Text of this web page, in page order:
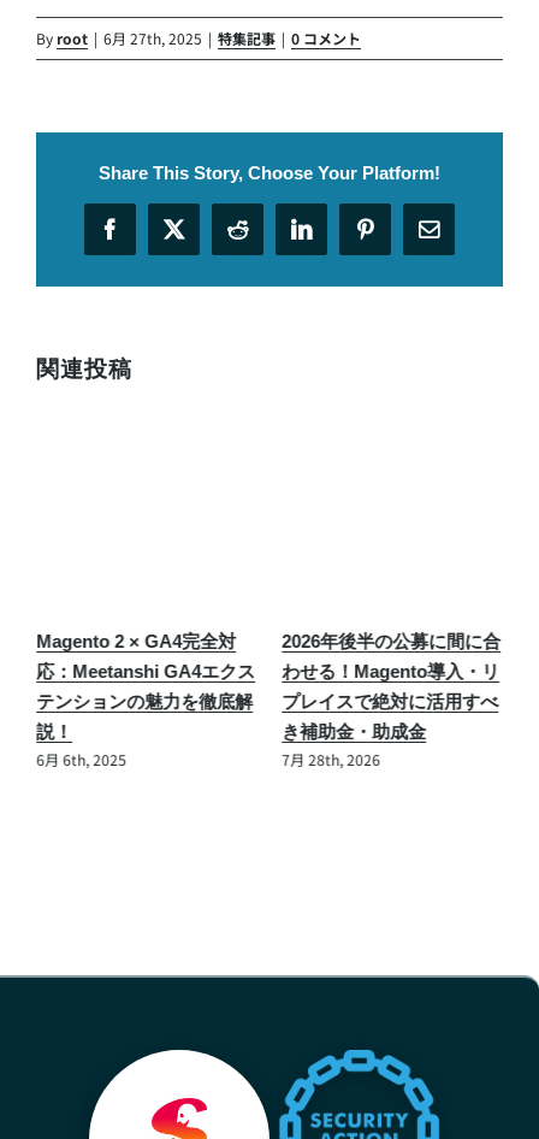
By root | 6月 27th, 2025 | 特集記事 | 0 コメント
Share This Story, Choose Your Platform!
Facebook
X Reddit LinkedInPinterest
電
子
関連投稿
Magento 2 × GA4完全対
応：Meetanshi GA4エクス
テンションの魅力を徹底解
説！
6月 6th, 2025
2026年後半の公募に間に合
わせる！Magento導入・リ
プレイスで絶対に活用すべ
き補助金・助成金
7月 28th, 2026